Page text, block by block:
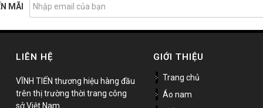
MÃI
LIÊN HỆ
VĨNH TIẾN thương hiệu hàng đầu
trên thị trường thời trang công
sở Việt Nam
GIỚI THIỆU
Trang chủ
Áo nam